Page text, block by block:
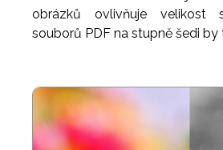
obrázků ovlivňuje velikost
souborů PDF na stupně šedi by